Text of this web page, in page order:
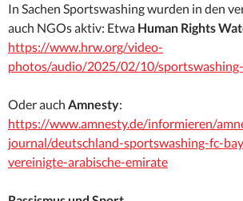
In Sachen Sportswashing wurden in den
auch NGOs aktiv: Etwa Human Rights
https://www.hrw.org/video-
photos/audio/2025/02/10/
Oder auch Amnesty:
https://www.amnesty.de/informieren/
journal/deutschland-sportswashing-fc-
vereinigte-arabische-emirate